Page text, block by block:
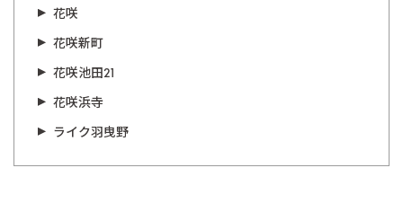
花咲
花咲新町
花咲池田21
花咲浜寺
ライク羽曳野